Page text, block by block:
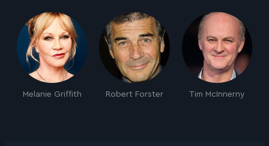
Melanie Griffith Robert Forster Tim McInnerny